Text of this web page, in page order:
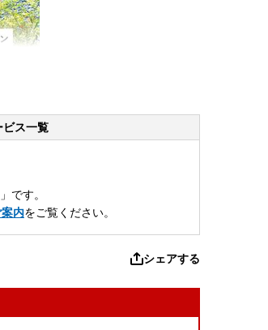
ビス一覧
です。
内をご覧ください。
シェアする